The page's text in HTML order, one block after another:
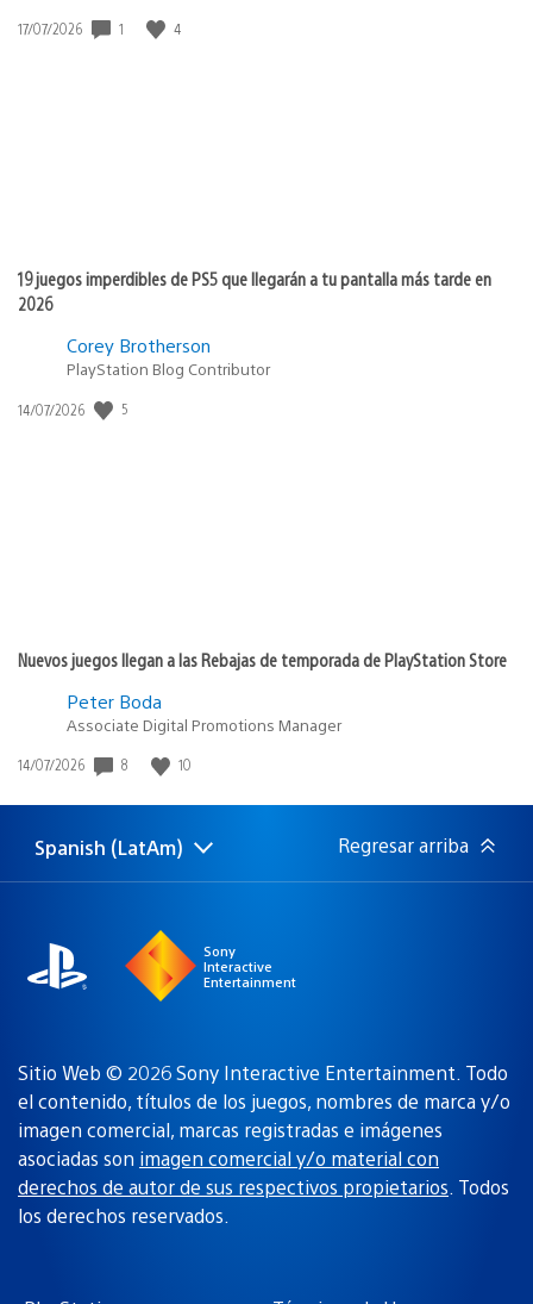
Fecha
17/07/2026 1 4
19 juegos imperdibles de PS5 que llegarán a tu pantalla más tarde en
2026
Corey Brotherson
PlayStation Blog Contributor
Fecha
14/07/2026 5
Nuevos juegos llegan a las Rebajas de temporada de PlayStation Store
Peter Boda
Associate Digital Promotions Manager
Fecha
publicación:
14/07/2026 8 10
Elige
una
Región
actual:
Spanish (LatAm) Regresar arriba
Sony
Interactive
Entertainment
Sitio Web © 2026 Sony Interactive Entertainment. Todo
el contenido, títulos de los juegos, nombres de marca y/o
imagen comercial, marcas registradas e imágenes
asociadas son imagen comercial y/o material con
derechos de autor de sus respectivos propietarios. Todos
los derechos reservados.